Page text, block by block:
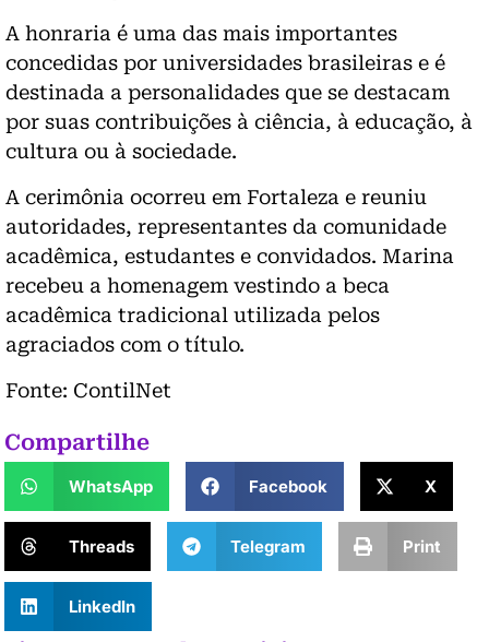
A honraria é uma das mais importantes
concedidas por universidades brasileiras e é
destinada a personalidades que se destacam
por suas contribuições à ciência, à educação, à
cultura ou à sociedade.
A cerimônia ocorreu em Fortaleza e reuniu
autoridades, representantes da comunidade
acadêmica, estudantes e convidados. Marina
recebeu a homenagem vestindo a beca
acadêmica tradicional utilizada pelos
agraciados com o título.
Fonte: ContilNet
Compartilhe
WhatsApp Facebook X
Threads Telegram Print
LinkedIn